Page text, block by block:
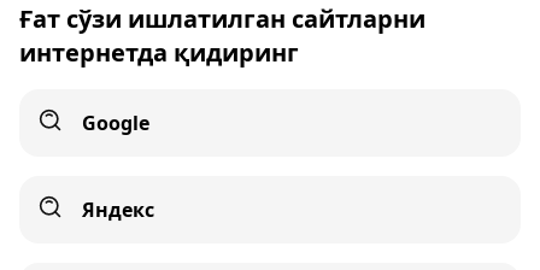
Ғат сўзи ишлатилган сайтларни
интернетда қидиринг
Google
Яндекс